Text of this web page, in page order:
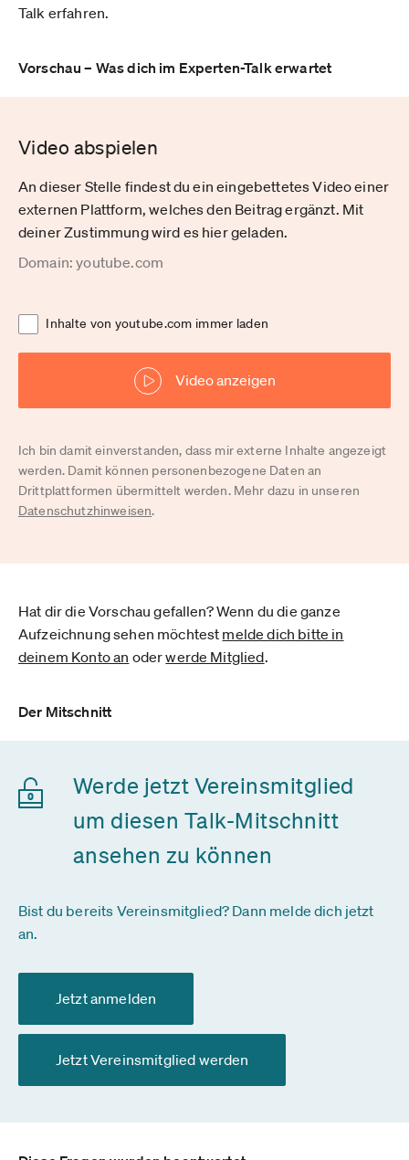
Talk erfahren.
Vorschau – Was dich im Experten-Talk erwartet
Video abspielen
An dieser Stelle findest du ein eingebettetes Video einer
externen Plattform, welches den Beitrag ergänzt. Mit
deiner Zustimmung wird es hier geladen.
Domain: youtube.com
Inhalte von youtube.com immer laden
Video anzeigen
Ich bin damit einverstanden, dass mir externe Inhalte angezeigt
werden. Damit können personenbezogene Daten an
Drittplattformen übermittelt werden. Mehr dazu in unseren
Datenschutzhinweisen.
Hat dir die Vorschau gefallen? Wenn du die ganze
Aufzeichnung sehen möchtest melde dich bitte in
deinem Konto an oderwerde Mitglied.
Der Mitschnitt
Werde jetzt Vereinsmitglied
um diesen Talk-Mitschnitt
ansehen zu können
Bist du bereits Vereinsmitglied? Dann melde dich jetzt
an.
Jetzt anmelden
Jetzt Vereinsmitglied werden